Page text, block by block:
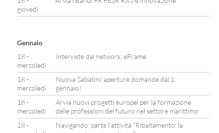
giovedì
Gennaio
18 -
mercoledì
Interviste dal network: eFrame
18 -
mercoledì
Nuova Sabatini: aperture domande dal 1
gennaio!
18 -
mercoledì
Al via nuovi progetti europei per la formazione
delle professioni del futuro nel settore marittimo
18 -
Navigando: parte l’attività “Ribaltamento: la